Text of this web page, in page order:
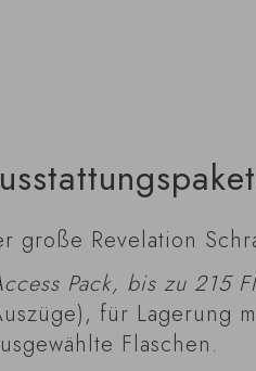
große Revelation
Pack, bis zu 215
für Lagerung
Flaschen.